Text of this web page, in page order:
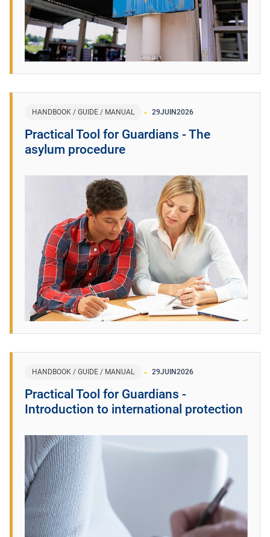
HANDBOOK / GUIDE / MANUAL 29JUIN2026
Practical Tool for Guardians - The
asylum procedure
HANDBOOK / GUIDE / MANUAL 29JUIN2026
Practical Tool for Guardians -
Introduction to international protection